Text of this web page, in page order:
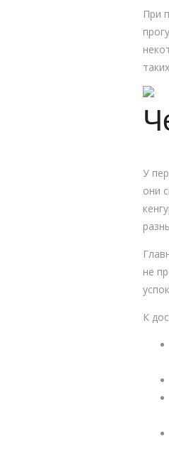
При
У
они
не
К